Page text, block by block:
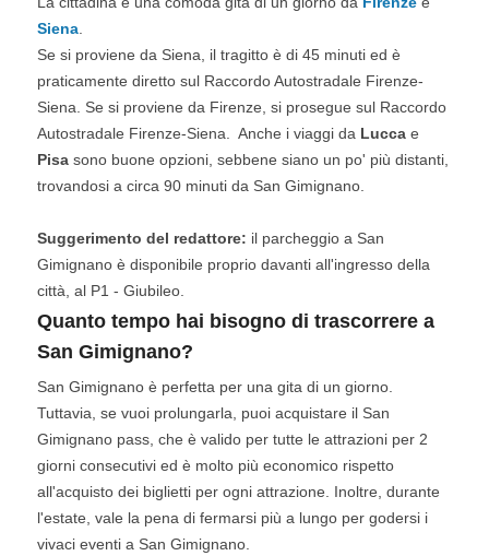
Siena
Se si proviene da Siena, il tragitto è di 45 minuti ed è
praticamente diretto sul Raccordo Autostradale Firenze-
Siena. Se si proviene da Firenze, si prosegue sul Raccordo
Autostradale Firenze-Siena. Anche i viaggi da Luccae
Pisasono buone opzioni, sebbene siano un po' più distanti,
trovandosi a circa 90 minuti da San Gimignano.
Suggerimento del redattore: il parcheggio a San
Gimignano è disponibile proprio davanti all'ingresso della
città, al P1 - Giubileo.
Quanto tempo hai bisogno di trascorrere a
San Gimignano?
San Gimignano è perfetta per una gita di un giorno.
Tuttavia, se vuoi prolungarla, puoi acquistare il San
Gimignano pass, che è valido per tutte le attrazioni per 2
giorni consecutivi ed è molto più economico rispetto
all'acquisto dei biglietti per ogni attrazione. Inoltre, durante
l'estate, vale la pena di fermarsi più a lungo per godersi i
vivaci eventi a San Gimignano.